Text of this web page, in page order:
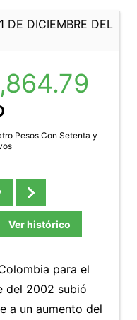
DE DICIEMBRE DEL
Pesos Con Setenta y
Ver histórico
para el
del 2002 subió
a un aumento del